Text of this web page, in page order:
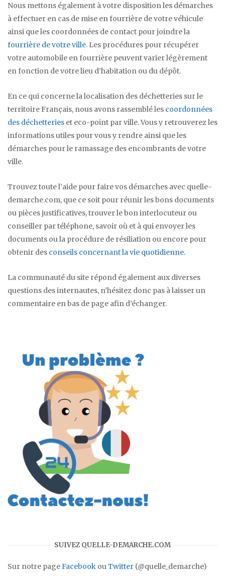
Nous mettons également à votre disposition les démarches
à effectuer en cas de mise en fourrière de votre véhicule
ainsi que les coordonnées de contact pour joindre la
fourrière de votre ville. Les procédures pour récupérer
votre automobile en fourrière peuvent varier légèrement
en fonction de votre lieu d’habitation ou du dépôt.
En ce qui concerne la localisation des déchetteries sur le
territoire Français, nous avons rassemblé les coordonnées
des déchetteries et eco-point par ville. Vous y retrouverez les
informations utiles pour vous y rendre ainsi que les
démarches pour le ramassage des encombrants de votre
ville.
Trouvez toute l’aide pour faire vos démarches avec quelle-
demarche.com, que ce soit pour réunir les bons documents
ou pièces justificatives, trouver le bon interlocuteur ou
conseiller par téléphone, savoir où et à qui envoyer les
documents ou la procédure de résiliation ou encore pour
obtenir des conseils concernant la vie quotidienne.
La communauté du site répond également aux diverses
questions des internautes, n’hésitez donc pas à laisser un
commentaire en bas de page afin d’échanger.
SUIVEZ QUELLE-DEMARCHE.COM
Sur notre pageFacebook ouTwitter (@quelle_demarche)